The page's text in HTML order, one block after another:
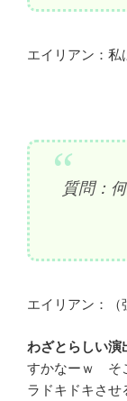
エイリアン：私
質問：
エイリアン：（
わざとらしい演
すかなーｗ そ
ラドキドキさせ